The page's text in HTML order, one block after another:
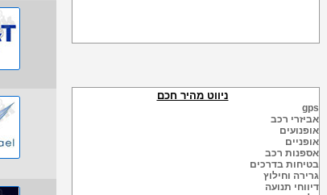
ניווט מהיר חכם
gps
אביזרי רכב
אופנועים
אופניים
אספנות רכב
בטיחות בדרכים
גרירה וחילוץ
דיווחי תנועה